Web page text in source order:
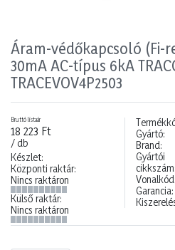
Áram-védőkapcsoló (Fi-
30mA AC-típus 6kA
TRACEVOV4P2503
Bruttó listaár
18 223 Ft
/ db
Készlet:
Központi raktár:
Nincs raktáron
Külső raktár:
Nincs raktáron
Gyártó:
Brand:
Gyártói
cikkszám:
Vonalkód:
Garancia: